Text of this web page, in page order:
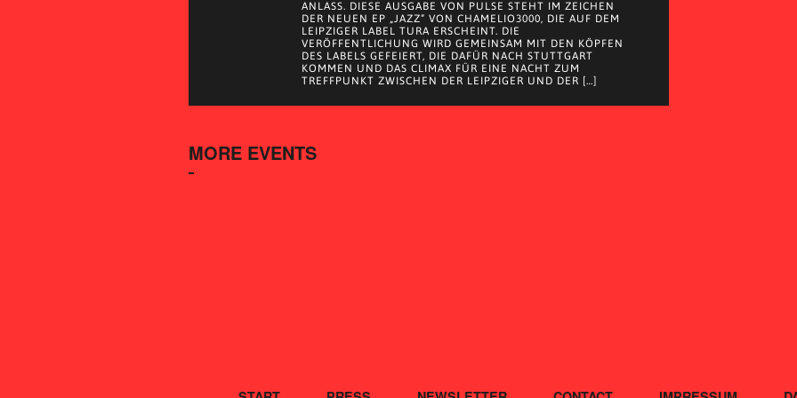
ANLASS. DIESE AUSGABE VON PULSE STEHT IM ZEICHEN
DER NEUEN EP „JAZZ“ VON CHAMELIO3000, DIE AUF DEM
LEIPZIGER LABEL TURA ERSCHEINT. DIE
VERÖFFENTLICHUNG WIRD GEMEINSAM MIT DEN KÖPFEN
DES LABELS GEFEIERT, DIE DAFÜR NACH STUTTGART
KOMMEN UND DAS CLIMAX FÜR EINE NACHT ZUM
TREFFPUNKT ZWISCHEN DER LEIPZIGER UND DER […]
MORE EVENTS